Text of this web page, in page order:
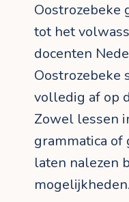
Oostrozebeke
tot het
docenten
Oostrozebeke
volledig af op
Zowel lessen
grammatica
laten nalezen
mogelijkheden.